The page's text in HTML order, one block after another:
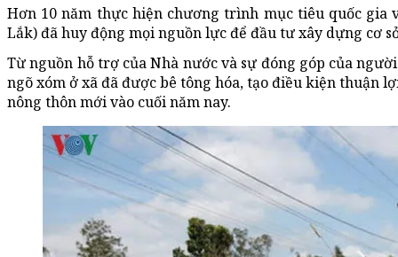
Hơn 10 năm thực hiện chương trình mục tiêu quốc gia
Lắk) đã huy động mọi nguồn lực để đầu tư xây dựng cơ
Từ nguồn hỗ trợ của Nhà nước và sự đóng góp của
ngõ xóm ở xã đã được bê tông hóa, tạo điều kiện thuận
nông thôn mới vào cuối năm nay.